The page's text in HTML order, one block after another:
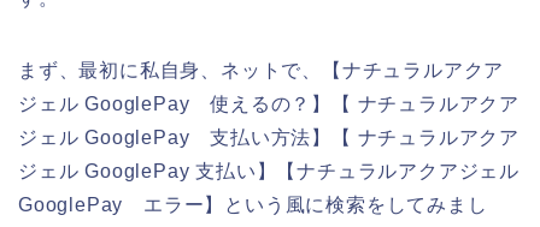
まず、最初に私自身、ネットで、【ナチュラルアクア
ジェル GooglePay 使えるの？】【 ナチュラルアクア
ジェル GooglePay 支払い方法】【 ナチュラルアクア
ジェル GooglePay 支払い】【ナチュラルアクアジェル
GooglePay エラー】という風に検索をしてみまし